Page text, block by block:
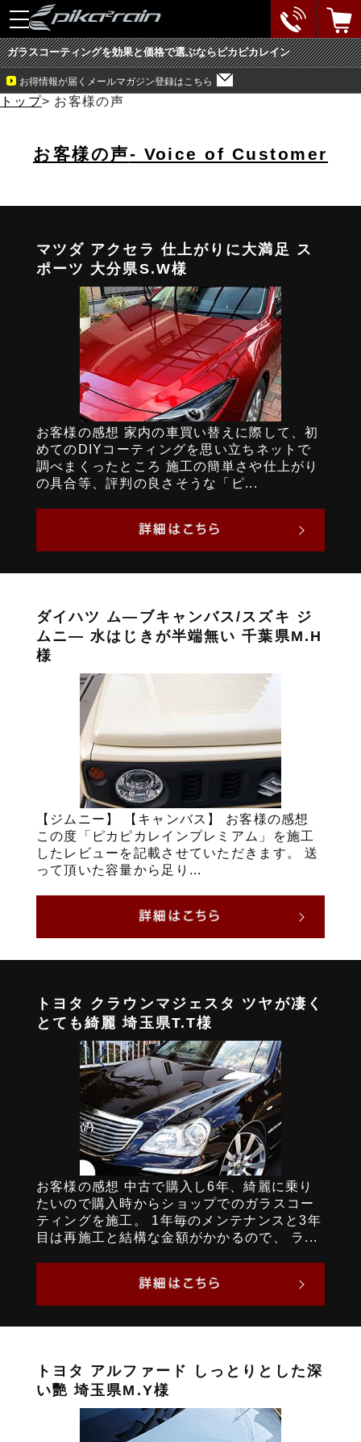
toggle
navigation
ガラスコーティングを効果と価格で選ぶならピカピカレイン
お得情報が届くメールマガジン登録はこちら
トップ> お客様の声
お客様の声- Voice of Customer
マツダ アクセラ 仕上がりに大満足 ス
ポーツ 大分県S.W様
お客様の感想 家内の車買い替えに際して、初
めてのDIYコーティングを思い立ちネットで
調べまくったところ 施工の簡単さや仕上がり
の具合等、評判の良さそうな「ピ...
ダイハツ ム―ブキャンバス/スズキ ジ
ムニ― 水はじきが半端無い 千葉県M.H
様
【ジムニー】 【キャンバス】 お客様の感想
この度「ピカピカレインプレミアム」を施工
したレビューを記載させていただきます。 送
って頂いた容量から足り...
トヨタ クラウンマジェスタ ツヤが凄く
とても綺麗 埼玉県T.T様
お客様の感想 中古で購入し6年、綺麗に乗り
たいので購入時からショップでのガラスコー
ティングを施工。 1年毎のメンテナンスと3年
目は再施工と結構な金額がかかるので、 ラ...
トヨタ アルファード しっとりとした深
い艷 埼玉県M.Y様